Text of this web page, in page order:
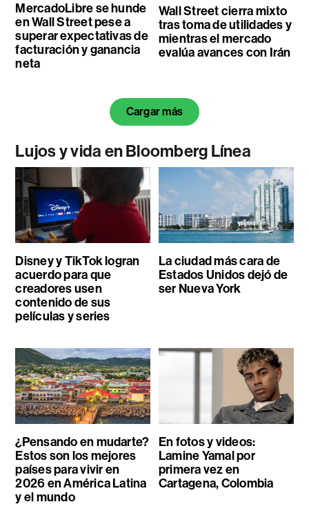
MercadoLibre se hunde
en Wall Street pese a
superar expectativas de
facturación y ganancia
neta
Wall Street cierra mixto
tras toma de utilidades y
mientras el mercado
evalúa avances con Irán
Cargar más
Lujos y vida en Bloomberg Línea
Disney y TikTok logran
acuerdo para que
creadores usen
contenido de sus
películas y series
La ciudad más cara de
Estados Unidos dejó de
ser Nueva York
¿Pensando en mudarte?
Estos son los mejores
países para vivir en
2026 en América Latina
y el mundo
En fotos y videos:
Lamine Yamal por
primera vez en
Cartagena, Colombia